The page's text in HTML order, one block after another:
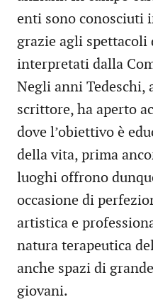
enti sono conosciuti
grazie agli spettacoli
interpretati dalla
Negli anni Tedeschi,
scrittore, ha aperto
dove l’obiettivo è
della vita, prima
luoghi offrono
occasione di
artistica e
natura terapeutica
anche spazi di
giovani.